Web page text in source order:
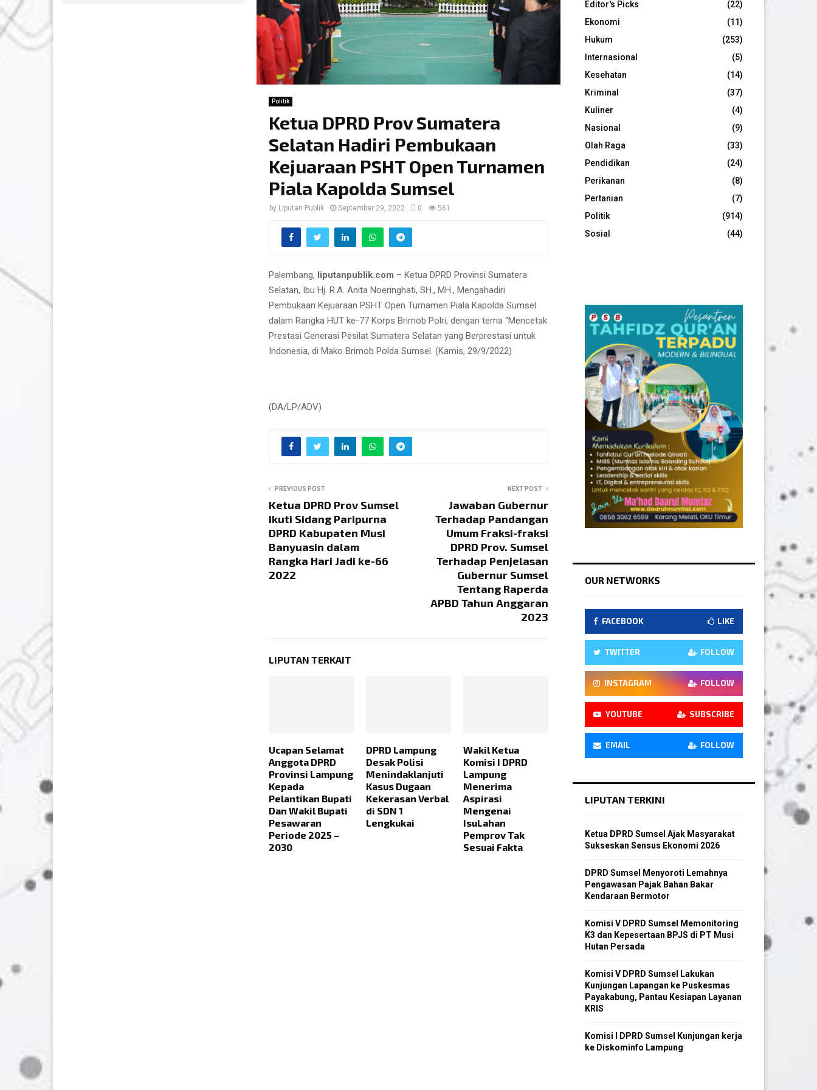
Politik
Ketua DPRD Prov Sumatera
Selatan Hadiri Pembukaan
Kejuaraan PSHT Open Turnamen
Piala Kapolda Sumsel
by Liputan Publik September 29, 2022 0 561
Palembang, liputanpublik.com – Ketua DPRD Provinsi Sumatera
Selatan, Ibu Hj. R.A. Anita Noeringhati, SH., MH., Mengahadiri
Pembukaan Kejuaraan PSHT Open Turnamen Piala Kapolda Sumsel
dalam Rangka HUT ke-77 Korps Brimob Polri, dengan tema “Mencetak
Prestasi Generasi Pesilat Sumatera Selatan yang Berprestasi untuk
Indonesia, di Mako Brimob Polda Sumsel. (Kamis, 29/9/2022)
(DA/LP/ADV)
PREVIOUS POST
Ketua DPRD Prov Sumsel
Ikuti Sidang Paripurna
DPRD Kabupaten Musi
Banyuasin dalam
Rangka Hari Jadi ke-66
2022
NEXT POST
Jawaban Gubernur
Terhadap Pandangan
Umum Fraksi-fraksi
DPRD Prov. Sumsel
Terhadap Penjelasan
Gubernur Sumsel
Tentang Raperda
APBD Tahun Anggaran
2023
LIPUTAN TERKAIT
Ucapan Selamat
Anggota DPRD
Provinsi Lampung
Kepada
Pelantikan Bupati
Dan Wakil Bupati
Pesawaran
Periode 2025 –
2030
DPRD Lampung
Desak Polisi
Menindaklanjuti
Kasus Dugaan
Kekerasan Verbal
di SDN 1
Lengkukai
Wakil Ketua
Komisi I DPRD
Lampung
Menerima
Aspirasi
Mengenai
IsuLahan
Pemprov Tak
Sesuai Fakta
Editor's Picks
(22)
Ekonomi
(11)
Hukum
(253)
Internasional
(5)
Kesehatan
(14)
Kriminal
(37)
Kuliner
(4)
Nasional
(9)
Olah Raga
(33)
Pendidikan
(24)
Perikanan
(8)
Pertanian
(7)
Politik
(914)
Sosial
(44)
OUR NETWORKS
FACEBOOK LIKE
TWITTER FOLLOW
INSTAGRAM FOLLOW
YOUTUBE SUBSCRIBE
EMAIL FOLLOW
LIPUTAN TERKINI
Ketua DPRD Sumsel Ajak Masyarakat
Sukseskan Sensus Ekonomi 2026
DPRD Sumsel Menyoroti Lemahnya
Pengawasan Pajak Bahan Bakar
Kendaraan Bermotor
Komisi V DPRD Sumsel Memonitoring
K3 dan Kepesertaan BPJS di PT Musi
Hutan Persada
Komisi V DPRD Sumsel Lakukan
Kunjungan Lapangan ke Puskesmas
Payakabung, Pantau Kesiapan Layanan
KRIS
Komisi I DPRD Sumsel Kunjungan kerja
ke Diskominfo Lampung